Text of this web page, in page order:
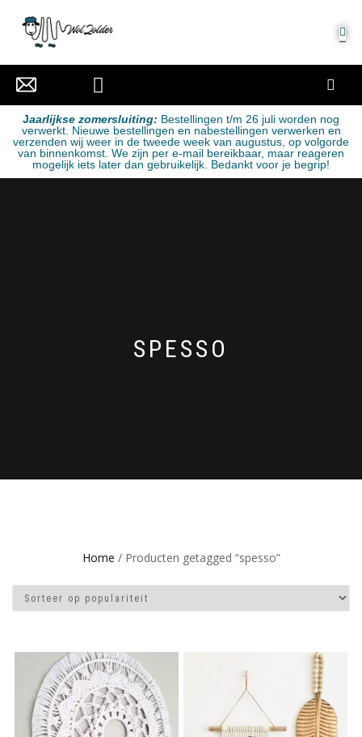
Jaarlijkse zomersluiting: Bestellingen t/m 26 juli worden nog
verwerkt. Nieuwe bestellingen en nabestellingen verwerken en
verzenden wij weer in de tweede week van augustus, op volgorde
van binnenkomst. We zijn per e-mail bereikbaar, maar reageren
mogelijk iets later dan gebruikelijk. Bedankt voor je begrip!
SPESSO
Home / Producten getagged “spesso”